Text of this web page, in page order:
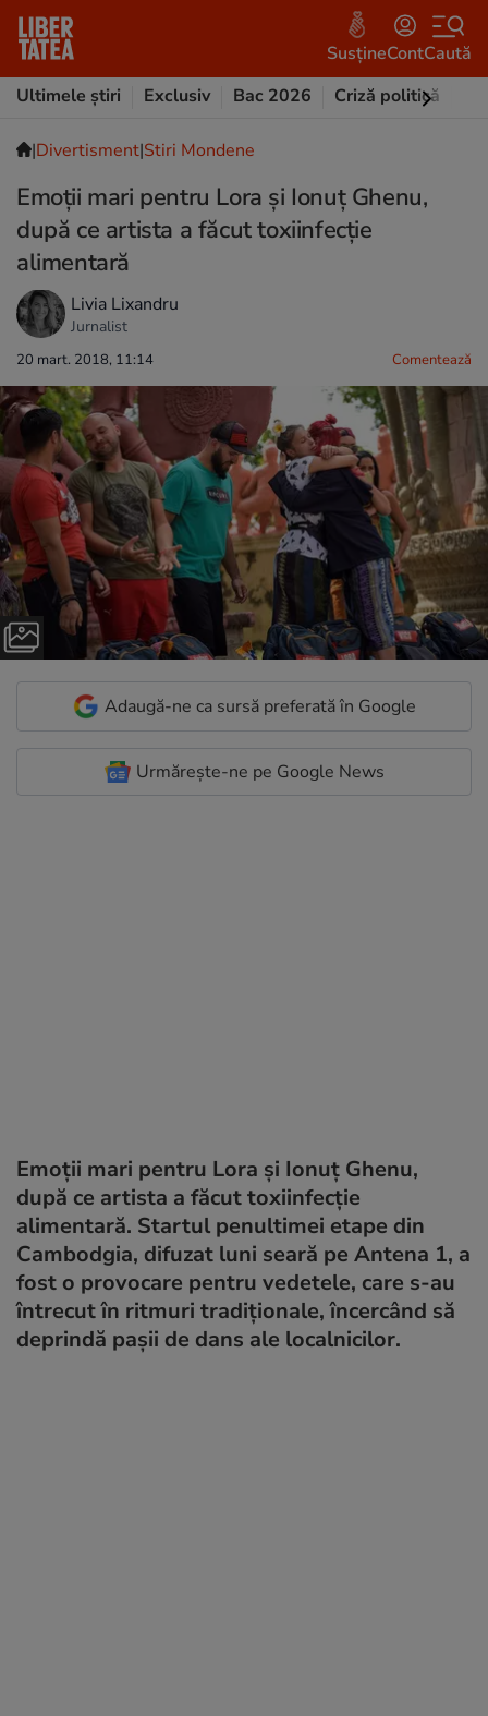
SusțineContCaută
Ultimele știri
Exclusiv Bac 2026 Criză politică
|Divertisment|Stiri Mondene
Emoții mari pentru Lora și Ionuț Ghenu,
după ce artista a făcut toxiinfecție
alimentară
Livia Lixandru
Jurnalist
20 mart. 2018, 11:14 Comentează
Adaugă-ne ca sursă preferată în Google
Urmărește-ne pe Google News
Emoții mari pentru Lora și Ionuț Ghenu,
după ce artista a făcut toxiinfecție
alimentară. Startul penultimei etape din
Cambodgia, difuzat luni seară pe Antena 1, a
fost o provocare pentru vedetele, care s-au
întrecut în ritmuri tradiționale, încercând să
deprindă pașii de dans ale localnicilor.